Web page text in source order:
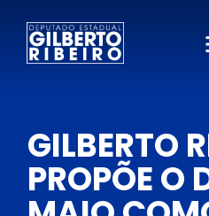
GILBERTO
PROPÕE O